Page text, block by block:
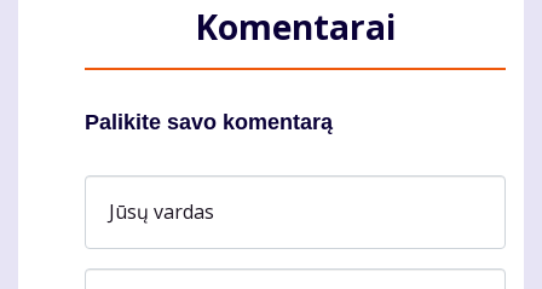
Komentarai
Palikite savo komentarą
Jūsų vardas